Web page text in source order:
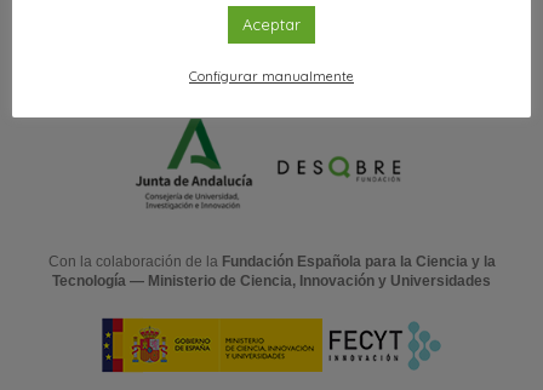
Con la colaboración de la Fundación Española para la Ciencia y la
Tecnología — Ministerio de Ciencia, Innovación y Universidades
Aceptar
Configurar manualmente